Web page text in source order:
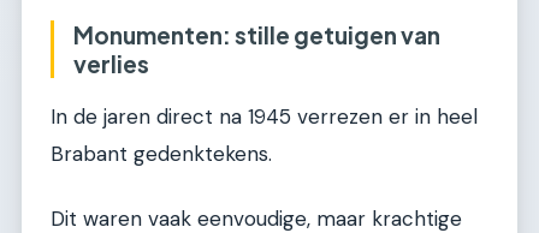
Monumenten: stille getuigen van
verlies
In de jaren direct na 1945 verrezen er in heel
Brabant gedenktekens.
Dit waren vaak eenvoudige, maar krachtige